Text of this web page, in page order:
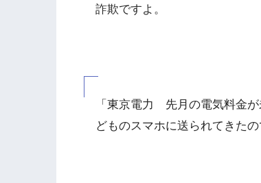
詐欺ですよ。
「東京電力 先月の電気料金
どものスマホに送られてきた